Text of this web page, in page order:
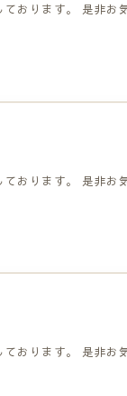
おります。 是非お
おります。 是非お
おります。 是非お